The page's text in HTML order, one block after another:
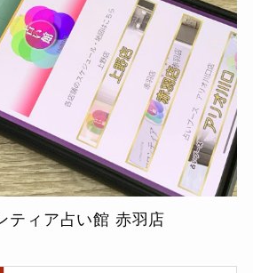
ティア占い館 赤羽店